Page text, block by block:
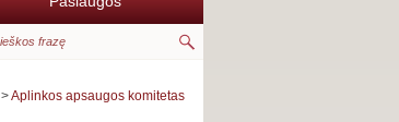
>Aplinkos apsaugos komitetas